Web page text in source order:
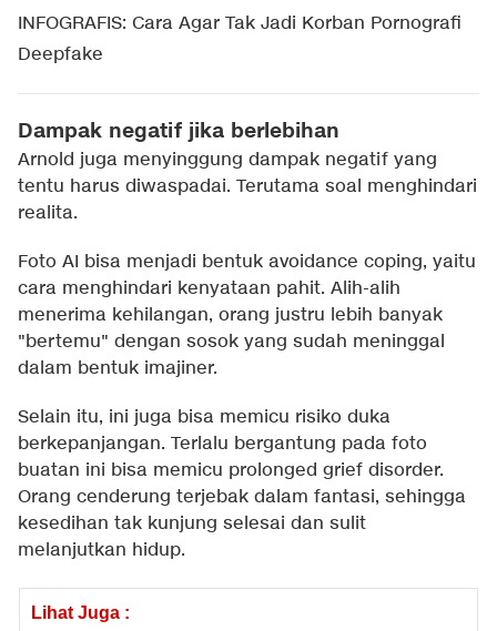
INFOGRAFIS: Cara Agar Tak Jadi Korban Pornografi
Deepfake
Dampak negatif jika berlebihan
Arnold juga menyinggung dampak negatif yang
tentu harus diwaspadai. Terutama soal menghindari
realita.
Foto AI bisa menjadi bentuk avoidance coping, yaitu
cara menghindari kenyataan pahit. Alih-alih
menerima kehilangan, orang justru lebih banyak
"bertemu" dengan sosok yang sudah meninggal
dalam bentuk imajiner.
Selain itu, ini juga bisa memicu risiko duka
berkepanjangan. Terlalu bergantung pada foto
buatan ini bisa memicu prolonged grief disorder.
Orang cenderung terjebak dalam fantasi, sehingga
kesedihan tak kunjung selesai dan sulit
melanjutkan hidup.
Lihat Juga :